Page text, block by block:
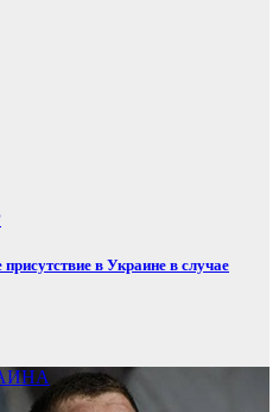
в Украине в случае